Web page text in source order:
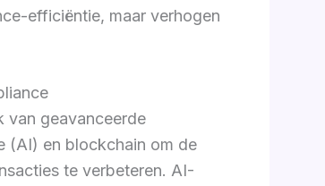
efficiëntie, maar verhogen
van geavanceerde
(AI) en blockchain om de
te verbeteren. AI-